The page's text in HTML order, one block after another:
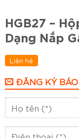
HGB27 –
Dạng Nắp
Liên hệ
ĐĂNG KÝ BÁO